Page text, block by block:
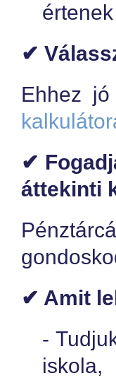
✔
Ehhez
✔
áttekinti
✔ Amit
-